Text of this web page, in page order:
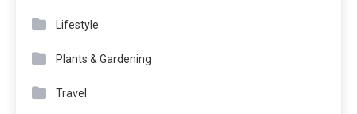
Lifestyle
Plants & Gardening
Travel